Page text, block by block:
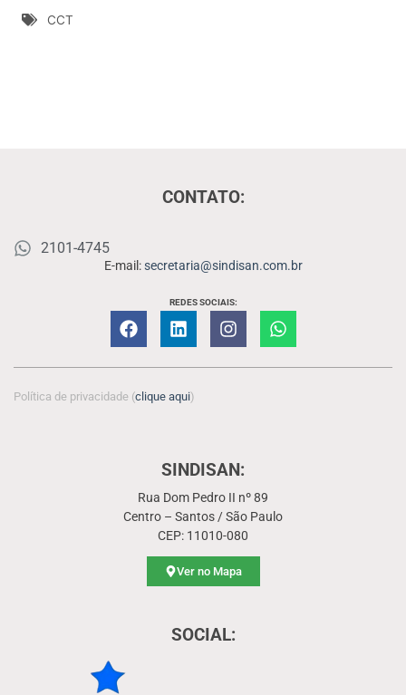
CCT
CONTATO:
2101-4745
E-mail:secretaria@sindisan.com.br
REDES SOCIAIS:
Política de privacidade (clique aqui)
SINDISAN:
Rua Dom Pedro II nº 89
Centro – Santos / São Paulo
CEP: 11010-080
Ver no Mapa
SOCIAL: